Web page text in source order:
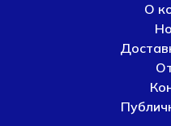
О